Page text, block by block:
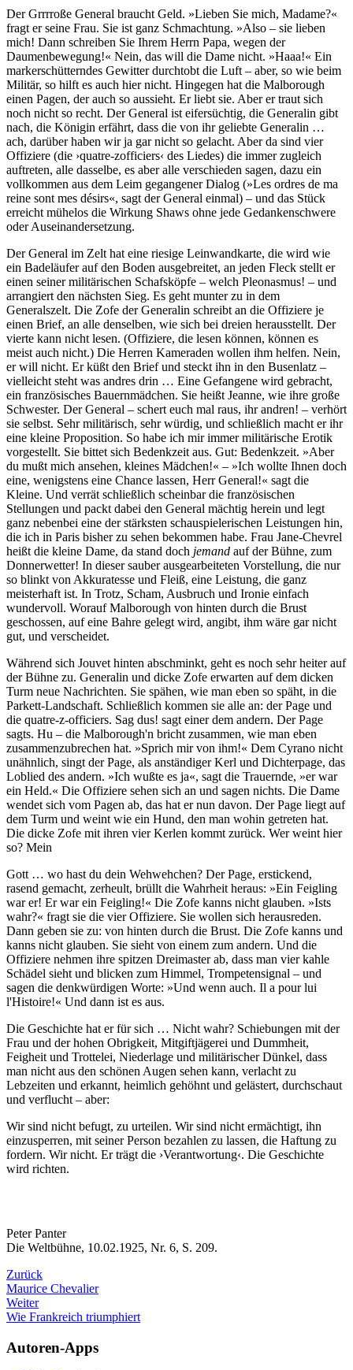
Der Grrrroße General braucht Geld. »Lieben Sie mich, Madame?«
fragt er seine Frau. Sie ist ganz Schmachtung. »Also – sie lieben
mich! Dann schreiben Sie Ihrem Herrn Papa, wegen der
Daumenbewegung!« Nein, das will die Dame nicht. »Haaa!« Ein
markerschütterndes Gewitter durchtobt die Luft – aber, so wie beim
Militär, so hilft es auch hier nicht. Hingegen hat die Malborough
einen Pagen, der auch so aussieht. Er liebt sie. Aber er traut sich
noch nicht so recht. Der General ist eifersüchtig, die Generalin gibt
nach, die Königin erfährt, dass die von ihr geliebte Generalin …
ach, darüber haben wir ja gar nicht so gelacht. Aber da sind vier
Offiziere (die ›quatre-zofficiers‹ des Liedes) die immer zugleich
auftreten, alle dasselbe, es aber alle verschieden sagen, dazu ein
vollkommen aus dem Leim gegangener Dialog (»Les ordres de ma
reine sont mes désirs«, sagt der General einmal) – und das Stück
erreicht mühelos die Wirkung Shaws ohne jede Gedankenschwere
oder Auseinandersetzung.
Der General im Zelt hat eine riesige Leinwandkarte, die wird wie
ein Badeläufer auf den Boden ausgebreitet, an jeden Fleck stellt er
einen seiner militärischen Schafsköpfe – welch Pleonasmus! – und
arrangiert den nächsten Sieg. Es geht munter zu in dem
Generalszelt. Die Zofe der Generalin schreibt an die Offiziere je
einen Brief, an alle denselben, wie sich bei dreien herausstellt. Der
vierte kann nicht lesen. (Offiziere, die lesen können, können es
meist auch nicht.) Die Herren Kameraden wollen ihm helfen. Nein,
er will nicht. Er küßt den Brief und steckt ihn in den Busenlatz –
vielleicht steht was andres drin … Eine Gefangene wird gebracht,
ein französisches Bauernmädchen. Sie heißt Jeanne, wie ihre große
Schwester. Der General – schert euch mal raus, ihr andren! – verhört
sie selbst. Sehr militärisch, sehr würdig, und schließlich macht er ihr
eine kleine Proposition. So habe ich mir immer militärische Erotik
vorgestellt. Sie bittet sich Bedenkzeit aus. Gut: Bedenkzeit. »Aber
du mußt mich ansehen, kleines Mädchen!« – »Ich wollte Ihnen doch
eine, wenigstens eine Chance lassen, Herr General!« sagt die
Kleine. Und verrät schließlich scheinbar die französischen
Stellungen und packt dabei den General mächtig herein und legt
ganz nebenbei eine der stärksten schauspielerischen Leistungen hin,
die ich in Paris bisher zu sehen bekommen habe. Frau Jane-Chevrel
heißt die kleine Dame, da stand doch jemand auf der Bühne, zum
Donnerwetter! In dieser sauber ausgearbeiteten Vorstellung, die nur
so blinkt von Akkuratesse und Fleiß, eine Leistung, die ganz
meisterhaft ist. In Trotz, Scham, Ausbruch und Ironie einfach
wundervoll. Worauf Malborough von hinten durch die Brust
geschossen, auf eine Bahre gelegt wird, angibt, ihm wäre gar nicht
gut, und verscheidet.
Während sich Jouvet hinten abschminkt, geht es noch sehr heiter auf
der Bühne zu. Generalin und dicke Zofe erwarten auf dem dicken
Turm neue Nachrichten. Sie spähen, wie man eben so späht, in die
Parkett-Landschaft. Schließlich kommen sie alle an: der Page und
die quatre-z-officiers. Sag dus! sagt einer dem andern. Der Page
sagts. Hu – die Malborough'n bricht zusammen, wie man eben
zusammenzubrechen hat. »Sprich mir von ihm!« Dem Cyrano nicht
unähnlich, singt der Page, als anständiger Kerl und Dichterpage, das
Loblied des andern. »Ich wußte es ja«, sagt die Trauernde, »er war
ein Held.« Die Offiziere sehen sich an und sagen nichts. Die Dame
wendet sich vom Pagen ab, das hat er nun davon. Der Page liegt auf
dem Turm und weint wie ein Hund, den man wohin getreten hat.
Die dicke Zofe mit ihren vier Kerlen kommt zurück. Wer weint hier
so? Mein
Gott … wo hast du dein Wehwehchen? Der Page, erstickend,
rasend gemacht, zerheult, brüllt die Wahrheit heraus: »Ein Feigling
war er! Er war ein Feigling!« Die Zofe kanns nicht glauben. »Ists
wahr?« fragt sie die vier Offiziere. Sie wollen sich herausreden.
Dann geben sie zu: von hinten durch die Brust. Die Zofe kanns und
kanns nicht glauben. Sie sieht von einem zum andern. Und die
Offiziere nehmen ihre spitzen Dreimaster ab, dass man vier kahle
Schädel sieht und blicken zum Himmel, Trompetensignal – und
sagen die denkwürdigen Worte: »Und wenn auch. Il a pour lui
l'Histoire!« Und dann ist es aus.
Die Geschichte hat er für sich … Nicht wahr? Schiebungen mit der
Frau und der hohen Obrigkeit, Mitgiftjägerei und Dummheit,
Feigheit und Trottelei, Niederlage und militärischer Dünkel, dass
man nicht aus den schönen Augen sehen kann, verlacht zu
Lebzeiten und erkannt, heimlich gehöhnt und gelästert, durchschaut
und verflucht – aber:
Wir sind nicht befugt, zu urteilen. Wir sind nicht ermächtigt, ihn
einzusperren, mit seiner Person bezahlen zu lassen, die Haftung zu
fordern. Wir nicht. Er trägt die ›Verantwortung‹. Die Geschichte
wird richten.
Peter Panter
Die Weltbühne, 10.02.1925, Nr. 6, S. 209.
Zurück
Maurice Chevalier
Weiter
Wie Frankreich triumphiert
Autoren-Apps